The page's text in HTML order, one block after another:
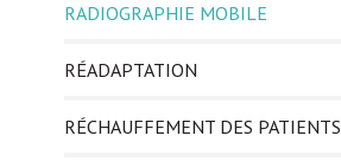
RADIOGRAPHIE MOBILE
RÉADAPTATION
RÉCHAUFFEMENT DES PATIENTS